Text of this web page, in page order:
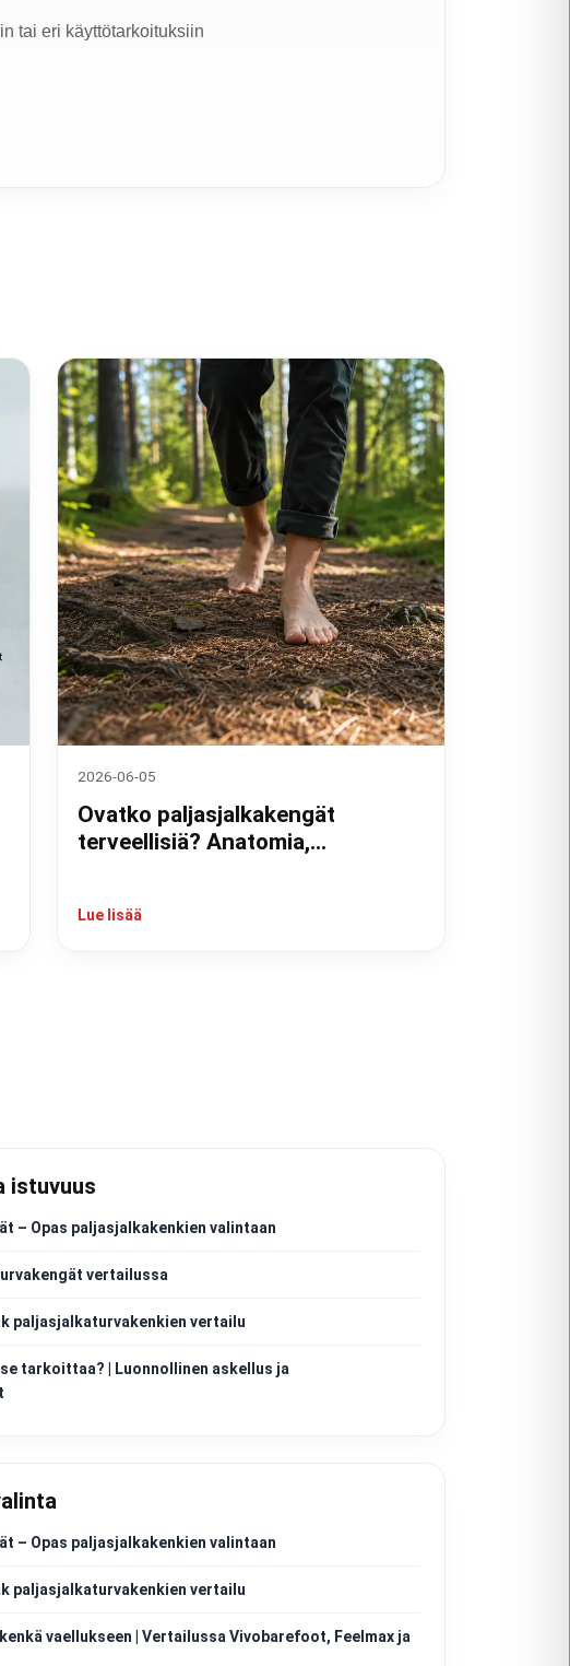
tai eri käyttötarkoituksiin
2026-06-05
Ovatko paljasjalkakengät
terveellisiä? Anatomia,
Lue lisää
istuvuus
– Opas paljasjalkakenkien valintaan
vertailussa
paljasjalkaturvakenkien vertailu
tarkoittaa? | Luonnollinen askellus ja
– Opas paljasjalkakenkien valintaan
paljasjalkaturvakenkien vertailu
vaellukseen | Vertailussa Vivobarefoot, Feelmax ja